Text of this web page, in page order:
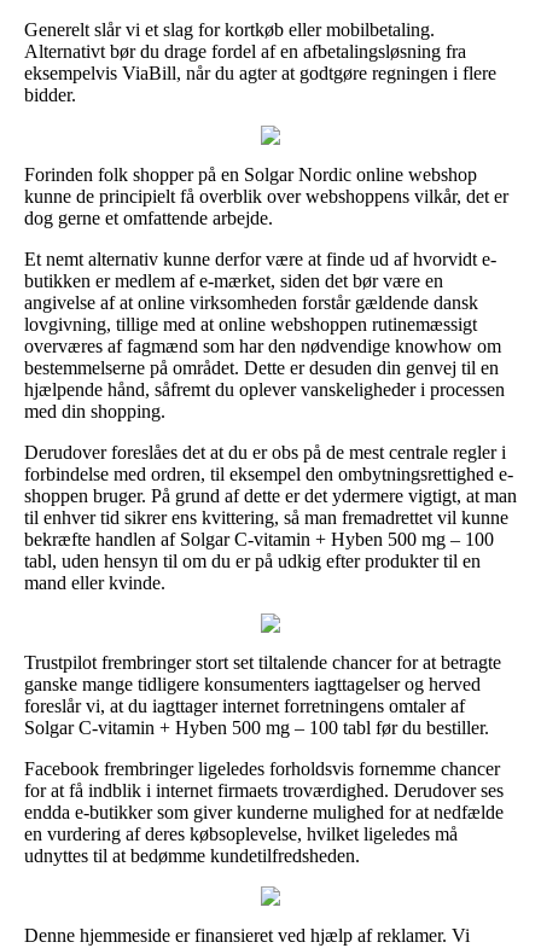
Generelt slår vi et slag for kortkøb eller mobilbetaling.
Alternativt bør du drage fordel af en afbetalingsløsning fra
eksempelvis ViaBill, når du agter at godtgøre regningen i flere
bidder.
Forinden folk shopper på en Solgar Nordic online webshop
kunne de principielt få overblik over webshoppens vilkår, det er
dog gerne et omfattende arbejde.
Et nemt alternativ kunne derfor være at finde ud af hvorvidt e-
butikken er medlem af e-mærket, siden det bør være en
angivelse af at online virksomheden forstår gældende dansk
lovgivning, tillige med at online webshoppen rutinemæssigt
overværes af fagmænd som har den nødvendige knowhow om
bestemmelserne på området. Dette er desuden din genvej til en
hjælpende hånd, såfremt du oplever vanskeligheder i processen
med din shopping.
Derudover foreslåes det at du er obs på de mest centrale regler i
forbindelse med ordren, til eksempel den ombytningsrettighed e-
shoppen bruger. På grund af dette er det ydermere vigtigt, at man
til enhver tid sikrer ens kvittering, så man fremadrettet vil kunne
bekræfte handlen af Solgar C-vitamin + Hyben 500 mg – 100
tabl, uden hensyn til om du er på udkig efter produkter til en
mand eller kvinde.
Trustpilot frembringer stort set tiltalende chancer for at betragte
ganske mange tidligere konsumenters iagttagelser og herved
foreslår vi, at du iagttager internet forretningens omtaler af
Solgar C-vitamin + Hyben 500 mg – 100 tabl før du bestiller.
Facebook frembringer ligeledes forholdsvis fornemme chancer
for at få indblik i internet firmaets troværdighed. Derudover ses
endda e-butikker som giver kunderne mulighed for at nedfælde
en vurdering af deres købsoplevelse, hvilket ligeledes må
udnyttes til at bedømme kundetilfredsheden.
Denne hjemmeside er finansieret ved hjælp af reklamer. Vi